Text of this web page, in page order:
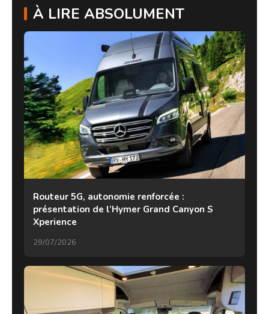
À LIRE ABSOLUMENT
Routeur 5G, autonomie renforcée :
présentation de l’Hymer Grand Canyon S
Xperience
29/07/2026